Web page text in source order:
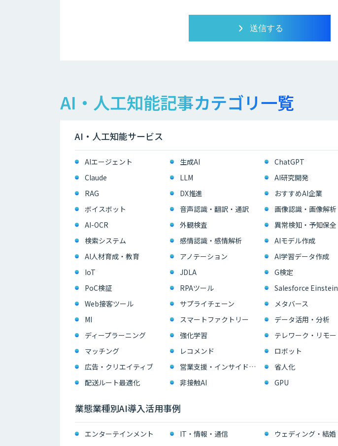
AI・人工知能記事カテゴリ一覧
AI・人工知能サービス
AIエージェント 生成AI ChatGPT
Claude
LLM AI研究開発
RAG
DX推進 おすすめAI企業
ボイスボット
音声認識・翻訳・通訳 画像認識・画像解析
AI-OCR
外観検査 異常検知・予知保全
検索システム
感情認識・感情解析 AIモデル作成
AI人材育成・教育
アノテーション AI学習データ作成
IoT
JDLA G検定
PoC検証
RPAツール Salesforce Einstein
Web接客ツール
サプライチェーン メタバース
MI
スマートファクトリー データ活用・分析
ディープラーニング
強化学習
マッチング
レコメンド ロボット
広告・クリエイティブ
営業支援・インサイドセールス 省人化
配送ルート最適化
非接触AI GPU
業態業種別AI導入活用事例
エンターテインメント IT・情報・通信 ウェディング・結婚